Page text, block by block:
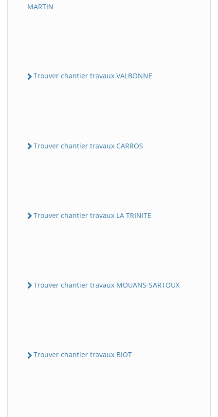
MARTIN
Trouver chantier travaux VALBONNE
Trouver chantier travaux CARROS
Trouver chantier travaux LA TRINITE
Trouver chantier travaux MOUANS-SARTOUX
Trouver chantier travaux BIOT